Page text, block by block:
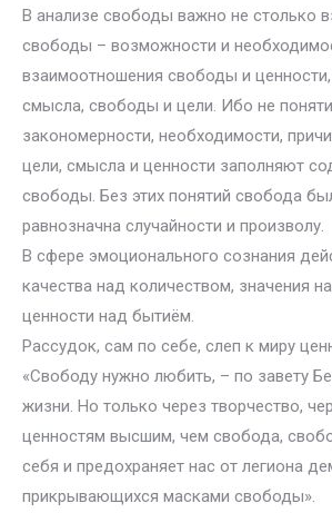
В анализе свободы важно не столько
свободы – возможности и
взаимоотношения свободы и
смысла, свободы и цели. Ибо не
закономерности, необходимости,
цели, смысла и ценности заполняют
свободы. Без этих понятий свобода
равнозначна случайности и произволу.
В сфере эмоционального сознания
качества над количеством, значения
ценности над бытиём.
Рассудок, сам по себе, слеп к миру
«Свободу нужно любить, – по завету
жизни. Но только через творчество,
ценностям высшим, чем свобода,
себя и предохраняет нас от легиона
прикрывающихся масками свободы».